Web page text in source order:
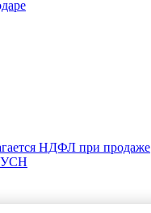
НДФЛ при продаже
УСН